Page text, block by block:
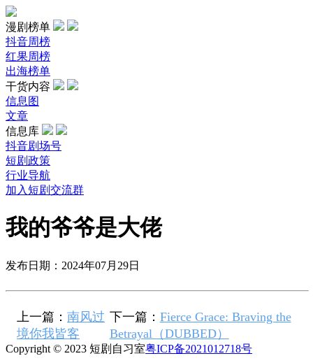
漫剧榜单
抖音周榜
红果周榜
出海榜单
干货内容
信息图
文章
信息库
抖音剧场号
短剧政策
行业导航
加入短剧交流群
我的爷爷是大佬
发布日期：2024年07月29日
上一篇： 南风过
境你我皆客
下一篇： Fierce Grace: Braving the
Betrayal（DUBBED）
Copyright © 2023 短剧自习室粤ICP备2021012718号